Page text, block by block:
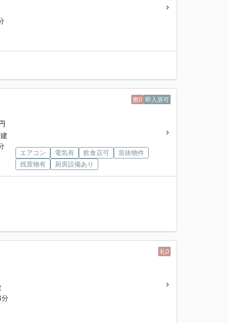
敷0 即入居可
エアコン 電気有 飲食店可
居抜物件
残置物有
厨房設備あり
礼0
分